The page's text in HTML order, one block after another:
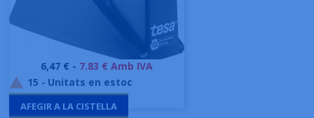
Preu
6,47 € - 7.83 € Amb IVA
 15 - Unitats en estoc
AFEGIR A LA CISTELLA